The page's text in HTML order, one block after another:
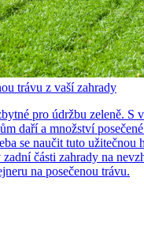
trávu z vaší zahrady
pro údržbu zeleně. S
daří a množství
se naučit tuto užitečnou
části zahrady na
na posečenou trávu.